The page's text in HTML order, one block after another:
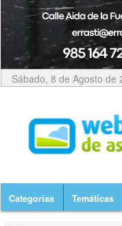
Sábado, 8 de Agosto de
Categorías Temáticas